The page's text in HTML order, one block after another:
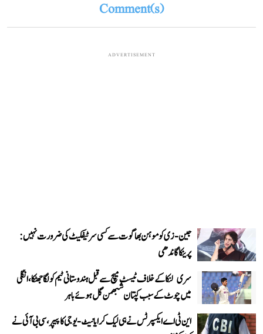
Comment(s)
ADVERTISEMENT
جین-زی کو موہن بھاگوت سے کسی سرٹیفکیٹ کی ضرورت نہیں:
پرینکا گاندھی
سری لنکا کے خلاف ٹیسٹ میچ سے قبل ہندوستانی ٹیم کو لگا جھٹکا، انگلی
میں چوٹ کے سبب کپتان شبھمن گل ہوئے باہر
این ٹی اے ایکسپرٹس نے ہی لیک کرایا نیٹ-یوجی کا پیپر، سی بی آئی نے